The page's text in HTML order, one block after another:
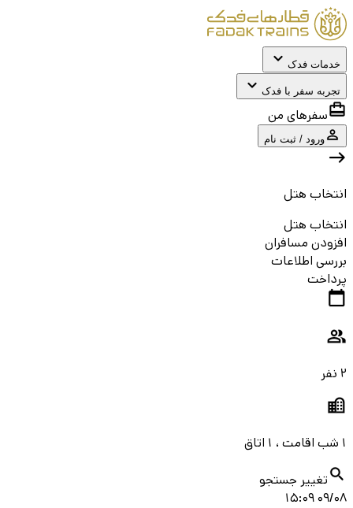
خدمات فدک
تجربه سفر با فدک
سفرهای من
ورود / ثبت نام
انتخاب هتل
انتخاب هتل
افزودن مسافران
بررسی اطلاعات
پرداخت
2 نفر
1 شب اقامت ، 1 اتاق
تغییر جستجو
09/08 15:09